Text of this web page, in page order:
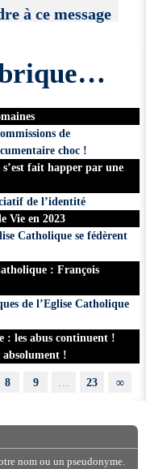
à ce message
de
choc !
fait happer par une
de l’identité
Vie en 2023
Catholique se fédèrent
: François
de l’Eglise Catholique
: les abus continuent !
!
8 9 23 ∞
nom ou un pseudonyme.